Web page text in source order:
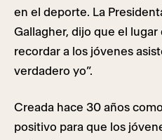
en el deporte. La
Gallagher, dijo que el lugar
recordar a los jóvenes
verdadero yo”.
Creada hace 30 años
positivo para que los